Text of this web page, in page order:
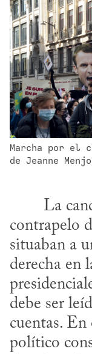
Marcha por el
de Jeanne
contrapelo
situaban a
derecha en
debe ser
cuentas. En
político